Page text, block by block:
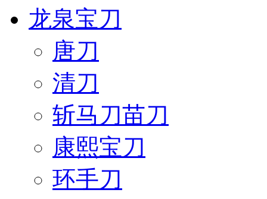
龙泉宝刀
唐刀
清刀
斩马刀苗刀
康熙宝刀
环手刀